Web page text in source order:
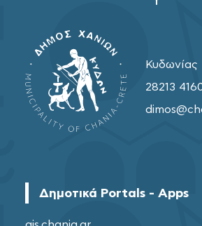
Κυδωνίας
28213
Δημοτικά Portals - Apps